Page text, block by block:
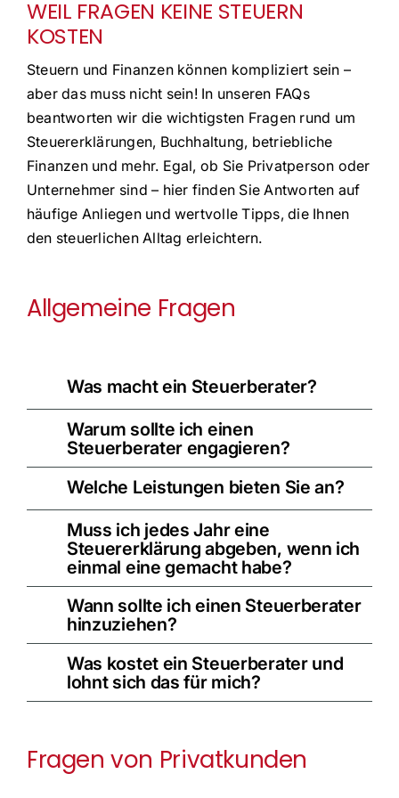
WEIL FRAGEN KEINE STEUERN
KOSTEN
Steuern und Finanzen können kompliziert sein –
aber das muss nicht sein! In unseren FAQs
beantworten wir die wichtigsten Fragen rund um
Steuererklärungen, Buchhaltung, betriebliche
Finanzen und mehr. Egal, ob Sie Privatperson oder
Unternehmer sind – hier finden Sie Antworten auf
häufige Anliegen und wertvolle Tipps, die Ihnen
den steuerlichen Alltag erleichtern.
Allgemeine Fragen
Was macht ein Steuerberater?
Warum sollte ich einen
Steuerberater engagieren?
Welche Leistungen bieten Sie an?
Muss ich jedes Jahr eine
Steuererklärung abgeben, wenn ich
einmal eine gemacht habe?
Wann sollte ich einen Steuerberater
hinzuziehen?
Was kostet ein Steuerberater und
lohnt sich das für mich?
Fragen von Privatkunden